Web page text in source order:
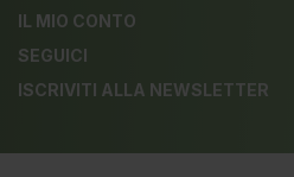
IL MIO CONTO
SEGUICI
ISCRIVITI ALLA NEWSLETTER